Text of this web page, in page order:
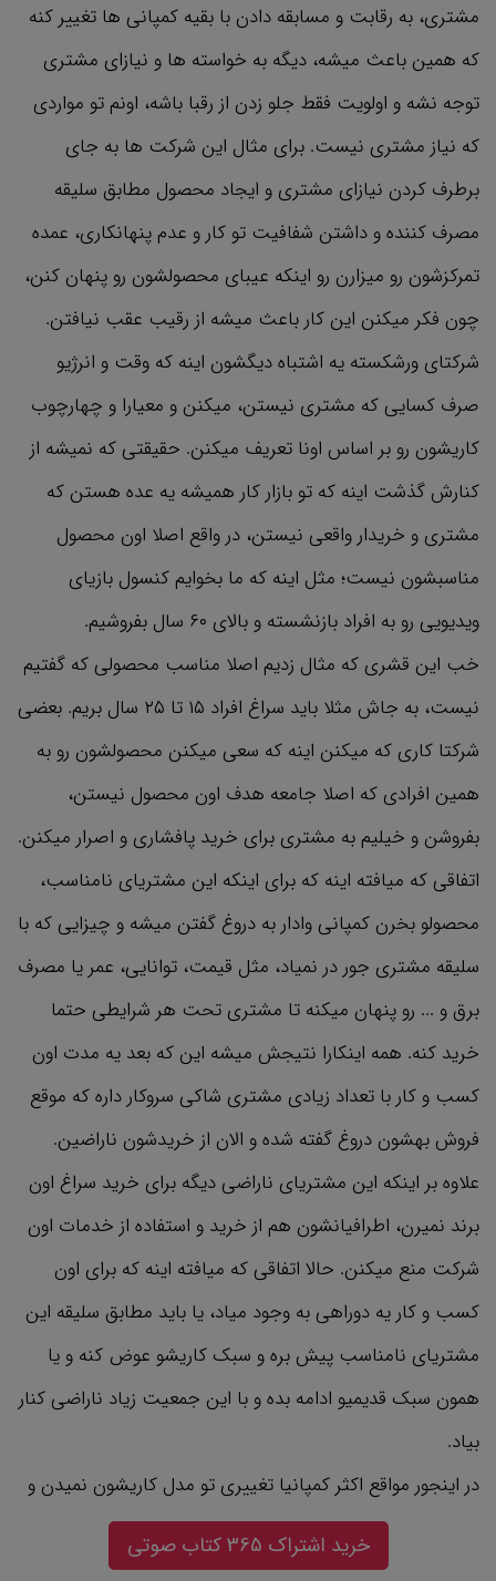
مشتری، به رقابت و مسابقه دادن با بقیه کمپانی ها تغییر کنه
که همین باعث میشه، دیگه به خواسته ها و نیازای مشتری
توجه نشه و اولویت فقط جلو زدن از رقبا باشه، اونم تو مواردی
که نیاز مشتری نیست. برای مثال این شرکت ها به جای
برطرف کردن نیازای مشتری و ایجاد محصول مطابق سلیقه
مصرف کننده و داشتن شفافیت تو کار و عدم پنهانکاری، عمده
تمرکزشون رو میزارن رو اینکه عیبای محصولشون رو پنهان کنن،
چون فکر میکنن این کار باعث میشه از رقیب عقب نیافتن.
شرکتای ورشکسته یه اشتباه دیگشون اینه که وقت و انرژیو
صرف کسایی که مشتری نیستن، میکنن و معیارا و چهارچوب
کاریشون رو بر اساس اونا تعریف میکنن. حقیقتی که نمیشه از
کنارش گذشت اینه که تو بازار کار همیشه یه عده هستن که
مشتری و خریدار واقعی نیستن، در واقع اصلا اون محصول
مناسبشون نیست؛ مثل اینه که ما بخوایم کنسول بازیای
ویدیویی رو به افراد بازنشسته و بالای ۶۰ سال بفروشیم.
خب این قشری که مثال زدیم اصلا مناسب محصولی که گفتیم
نیست، به جاش مثلا باید سراغ افراد ۱۵ تا ۲۵ سال بریم. بعضی
شرکتا کاری که میکنن اینه که سعی میکنن محصولشون رو به
همین افرادی که اصلا جامعه هدف اون محصول نیستن،
بفروشن و خیلیم به مشتری برای خرید پافشاری و اصرار میکنن.
اتفاقی که میافته اینه که برای اینکه این مشتریای نامناسب،
محصولو بخرن کمپانی وادار به دروغ گفتن میشه و چیزایی که با
سلیقه مشتری جور در نمیاد، مثل قیمت، توانایی، عمر یا مصرف
برق و ... رو پنهان میکنه تا مشتری تحت هر شرایطی حتما
خرید کنه. همه اینکارا نتیجش میشه این که بعد یه مدت اون
کسب و کار با تعداد زیادی مشتری شاکی سروکار داره که موقع
فروش بهشون دروغ گفته شده و الان از خریدشون ناراضین.
علاوه بر اینکه این مشتریای ناراضی دیگه برای خرید سراغ اون
برند نمیرن، اطرافیانشون هم از خرید و استفاده از خدمات اون
شرکت منع میکنن. حالا اتفاقی که میافته اینه که برای اون
کسب و کار یه دوراهی به وجود میاد، یا باید مطابق سلیقه این
مشتریای نامناسب پیش بره و سبک کاریشو عوض کنه و یا
همون سبک قدیمیو ادامه بده و با این جمعیت زیاد ناراضی کنار
بیاد.
در اینجور مواقع اکثر کمپانیا تغییری تو مدل کاریشون نمیدن و
تنها چیزی که براشون باقی میمونه، همون مشتریای وفاداری
هستن که همچنان دارن از اون برند خرید میکنن. تو این نقطه
خرید اشتراک 365 کتاب صوتی